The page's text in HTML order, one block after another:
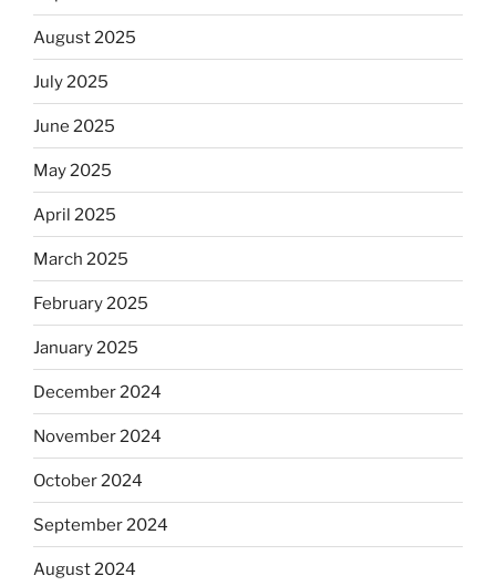
August 2025
July 2025
June 2025
May 2025
April 2025
March 2025
February 2025
January 2025
December 2024
November 2024
October 2024
September 2024
August 2024